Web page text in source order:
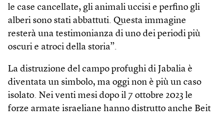
le case cancellate, gli animali uccisi e perfino gli
alberi sono stati abbattuti. Questa immagine
resterà una testimonianza di uno dei periodi più
oscuri e atroci della storia”.
La distruzione del campo profughi di Jabalia è
diventata un simbolo, ma oggi non è più un caso
isolato. Nei venti mesi dopo il 7 ottobre 2023 le
forze armate israeliane hanno distrutto anche Beit